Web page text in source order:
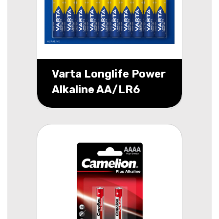
Varta Longlife Power
Alkaline AA/LR6
blister 12